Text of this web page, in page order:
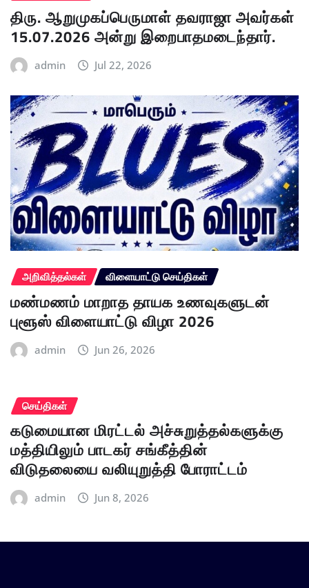
திரு. ஆறுமுகப்பெருமாள் தவராஜா அவர்கள்
15.07.2026 அன்று இறைபாதமடைந்தார்.
admin Jul 22, 2026
அறிவித்தல்கள் விளையாட்டு செய்திகள்
மண்மணம் மாறாத தாயக உணவுகளுடன்
புளூஸ் விளையாட்டு விழா 2026
admin Jun 26, 2026
செய்திகள்
கடுமையான மிரட்டல் அச்சுறுத்தல்களுக்கு
மத்தியிலும் பாடகர் சங்கீத்தின்
விடுதலையை வலியுறுத்தி போராட்டம்
admin Jun 8, 2026